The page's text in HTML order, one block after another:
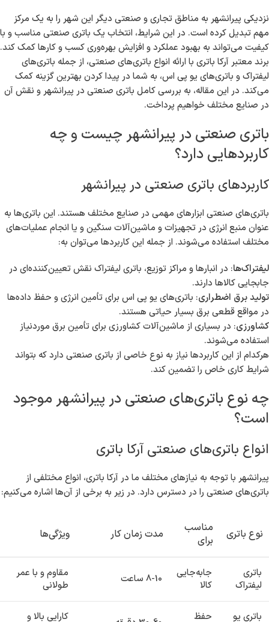
نزدیکی پیرانشهر به مناطق تجاری و صنعتی دیگر این شهر را به یک مرکز
مهم تبدیل کرده است. در این شرایط، انتخاب یک باتری صنعتی مناسب و با
کیفیت می‌تواند به بهبود عملکرد و افزایش بهره‌وری کسب و کارها کمک کند.
برند معتبر آرکا باتری با ارائه انواع باتری‌های صنعتی، از جمله باتری‌های
لیفتراک و باتری‌های یو پی اس، به شما در پیدا کردن بهترین گزینه کمک
می‌کند. در این مقاله، به بررسی کامل باتری صنعتی در پیرانشهر و نقش آن
در صنایع مختلف خواهیم پرداخت.
باتری صنعتی در پیرانشهر چیست و چه
کاربردهایی دارد؟
کاربردهای باتری صنعتی در پیرانشهر
باتری‌های صنعتی ابزارهای مهمی در صنایع مختلف هستند. این باتری‌ها به
عنوان منبع انرژی در تجهیزات و ماشین‌آلات سنگین و یا انجام عملیات‌های
مختلف استفاده می‌شوند. از جمله این کاربردها می‌توان به:
لیفتراک‌ها: در انبارها و مراکز توزیع، باتری لیفتراک نقش تعیین‌کننده‌ای در
جابجایی کالاها دارند.
تولید برق اضطراری: باتری‌های یو پی اس برای تأمین انرژی و حفظ داده‌ها
در مواقع قطعی برق بسیار حیاتی هستند.
کشاورزی: در بسیاری از ماشین‌آلات کشاورزی برای تأمین برق موردنیاز
استفاده می‌شوند.
هرکدام از این کاربردها نیاز به نوع خاصی از باتری صنعتی دارد که بتواند
شرایط کاری خاص را تضمین کند.
چه نوع باتری‌های صنعتی در پیرانشهر موجود
است؟
انواع باتری‌های صنعتی آرکا باتری
پیرانشهر با توجه به نیازهای مختلف ما در آرکا باتری، انواع مختلفی از
باتری‌های صنعتی را در دسترس دارد. در زیر به برخی از آن‌ها اشاره می‌کنیم:
نوع باتری
مناسب
برای
مدت زمان کار ویژگی‌ها
باتری
لیفتراک
جابه‌جایی
کالا
8-10 ساعت
مقاوم و با عمر
طولانی
باتری یو حفظ کارایی بالا و